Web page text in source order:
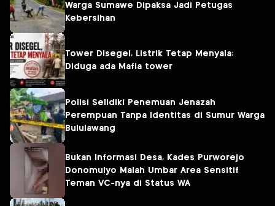
Warga Sumawe Dipaksa Jadi Petugas
Kebersihan
Tower Disegel, Listrik Tetap Menyala:
Diduga ada Mafia tower
Polisi Selidiki Penemuan Jenazah
Perempuan Tanpa Identitas di Sumur Warga
Bululawang
Bukan Informasi Desa, Kades Purworejo
Donomulyo Malah Umbar Area Sensitif
Teman VC-nya di Status WA